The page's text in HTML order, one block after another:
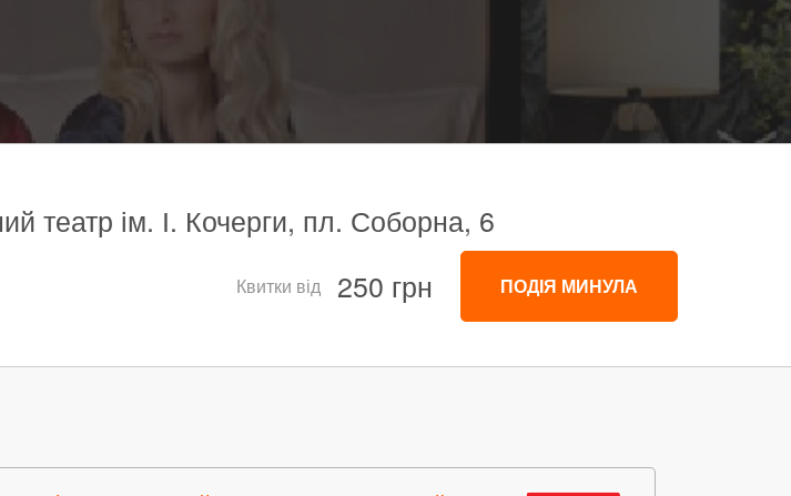
театр ім. І. Кочерги, пл. Соборна, 6
Квитки від 250 грн ПОДІЯ МИНУЛА